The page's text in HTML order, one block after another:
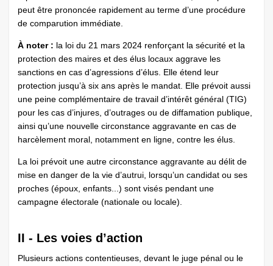
peut être prononcée rapidement au terme d’une procédure
de comparution immédiate.
À noter : la loi du 21 mars 2024 renforçant la sécurité et la
protection des maires et des élus locaux aggrave les
sanctions en cas d’agressions d’élus. Elle étend leur
protection jusqu’à six ans après le mandat. Elle prévoit aussi
une peine complémentaire de travail d’intérêt général (TIG)
pour les cas d’injures, d’outrages ou de diffamation publique,
ainsi qu’une nouvelle circonstance aggravante en cas de
harcèlement moral, notamment en ligne, contre les élus.
La loi prévoit une autre circonstance aggravante au délit de
mise en danger de la vie d’autrui, lorsqu’un candidat ou ses
proches (époux, enfants...) sont visés pendant une
campagne électorale (nationale ou locale).
II - Les voies d’action
Plusieurs actions contentieuses, devant le juge pénal ou le